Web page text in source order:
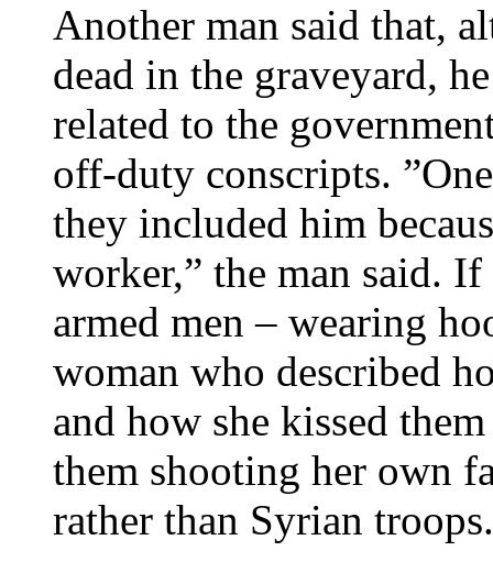
Another man said that,
dead in the graveyard,
related to the
off-duty conscripts.
they included him
worker,” the man said. If
armed men – wearing
woman who described
and how she kissed
them shooting her own
rather than Syrian